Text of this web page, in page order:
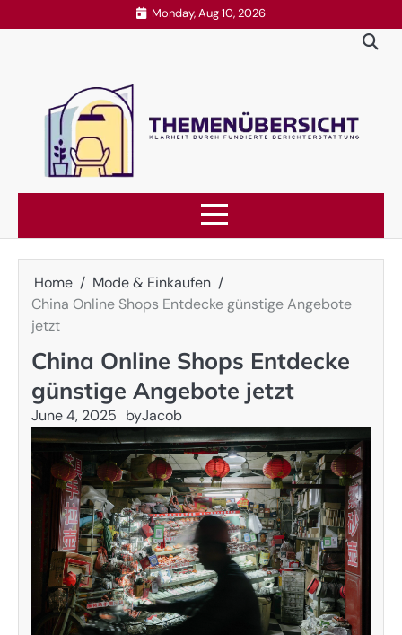
to
Monday, Aug 10, 2026
Home
Mode & Einkaufen
China Online Shops Entdecke günstige Angebote
jetzt
China Online Shops Entdecke
günstige Angebote jetzt
June 4, 2025 byJacob